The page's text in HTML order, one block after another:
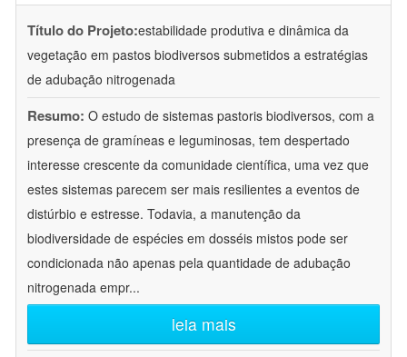
Título do Projeto:estabilidade produtiva e dinâmica da
vegetação em pastos biodiversos submetidos a estratégias
de adubação nitrogenada
Resumo: O estudo de sistemas pastoris biodiversos, com a
presença de gramíneas e leguminosas, tem despertado
interesse crescente da comunidade científica, uma vez que
estes sistemas parecem ser mais resilientes a eventos de
distúrbio e estresse. Todavia, a manutenção da
biodiversidade de espécies em dosséis mistos pode ser
condicionada não apenas pela quantidade de adubação
nitrogenada empr...
leia mais